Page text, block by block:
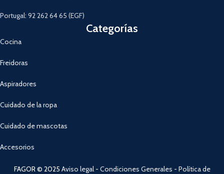
Portugal: 92 262 64 65 (EGF)
Categorías
Cocina
Freidoras
Aspiradores
Cuidado de la ropa
Cuidado de mascotas
Accesorios
FAGOR © 2025 Aviso legal- Condiciones Generales - Política de